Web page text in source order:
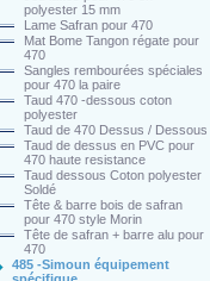
polyester 15 mm
Lame Safran pour 470
Mat Bome Tangon régate pour
470
Sangles rembourées spéciales
pour 470 la paire
Taud 470 -dessous coton
polyester
Taud de 470 Dessus / Dessous
Taud de dessus en PVC pour
470 haute resistance
Taud dessous Coton polyester
Soldé
Tête & barre bois de safran
pour 470 style Morin
Tête de safran + barre alu pour
470
485 -Simoun équipement